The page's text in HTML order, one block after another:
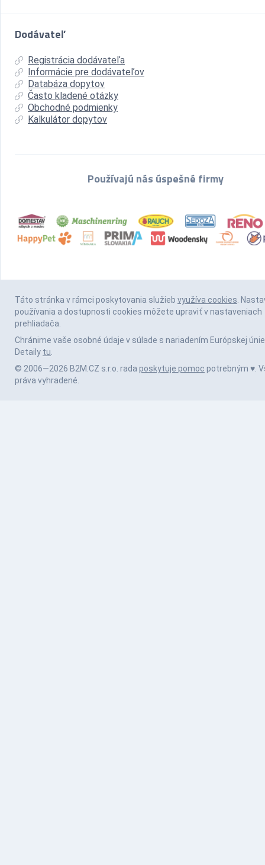
Dodávateľ
Registrácia dodávateľa
Informácie pre dodávateľov
Databáza dopytov
Často kladené otázky
Obchodné podmienky
Kalkulátor dopytov
Používajú nás úspešné firmy
Táto stránka v rámci poskytovania služieb využíva cookies.
používania a dostupnosti cookies môžete upraviť v nastaveniach
prehliadača.
Chránime vaše osobné údaje v súlade s nariadením Európskej únie
Detaily tu.
© 2006—2026 B2M.CZ s.r.o. rada poskytuje pomoc potrebným ♥️.
práva vyhradené.